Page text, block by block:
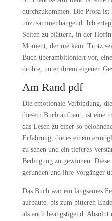
durchzukommen. Die Prosa
unzusammenhängend. Ich
Seiten zu blättern, in der
Moment, der nie kam. Trotz
Buch überambitioniert vor,
drohte, unter ihrem eigenen
Am Rand pdf
Die emotionale Verbindung,
diesem Buch aufbaut, ist eine
das Lesen zu einer so
Erfahrung, die es einem
zu sehen und ein tieferes
Bedingung zu gewinnen.
gefunden und ihre Vorgänger
Das Buch war ein langsames
aufbaute, bis zum bitteren
als auch beängstigend.